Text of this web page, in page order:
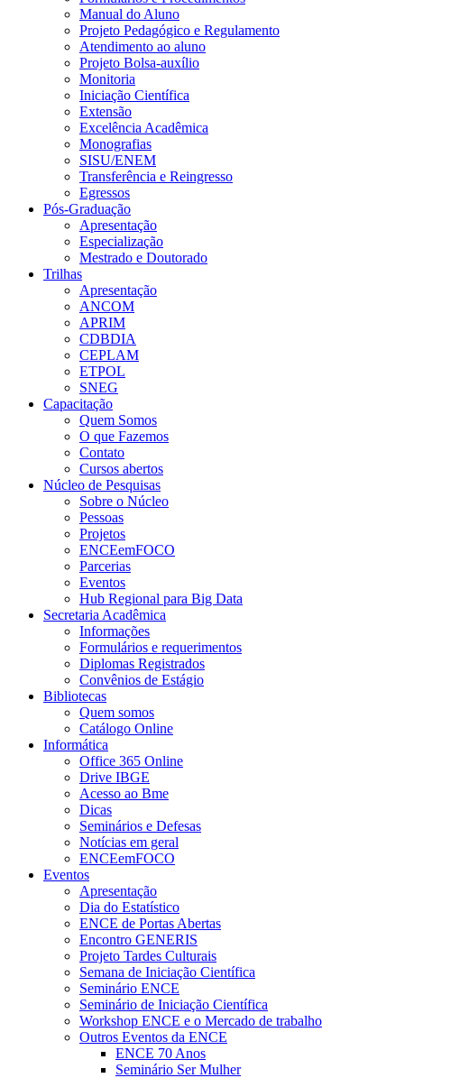
Manual do Aluno
Projeto Pedagógico e Regulamento
Atendimento ao aluno
Projeto Bolsa-auxílio
Monitoria
Iniciação Científica
Extensão
Excelência Acadêmica
Monografias
SISU/ENEM
Transferência e Reingresso
Egressos
Pós-Graduação
Apresentação
Especialização
Mestrado e Doutorado
Trilhas
Apresentação
ANCOM
APRIM
CDBDIA
CEPLAM
ETPOL
SNEG
Capacitação
Quem Somos
O que Fazemos
Contato
Cursos abertos
Núcleo de Pesquisas
Sobre o Núcleo
Pessoas
Projetos
ENCEemFOCO
Parcerias
Eventos
Hub Regional para Big Data
Secretaria Acadêmica
Informações
Formulários e requerimentos
Diplomas Registrados
Convênios de Estágio
Bibliotecas
Quem somos
Catálogo Online
Informática
Office 365 Online
Drive IBGE
Acesso ao Bme
Dicas
Seminários e Defesas
Notícias em geral
ENCEemFOCO
Eventos
Apresentação
Dia do Estatístico
ENCE de Portas Abertas
Encontro GENERIS
Projeto Tardes Culturais
Semana de Iniciação Científica
Seminário ENCE
Seminário de Iniciação Científica
Workshop ENCE e o Mercado de trabalho
Outros Eventos da ENCE
ENCE 70 Anos
Seminário Ser Mulher